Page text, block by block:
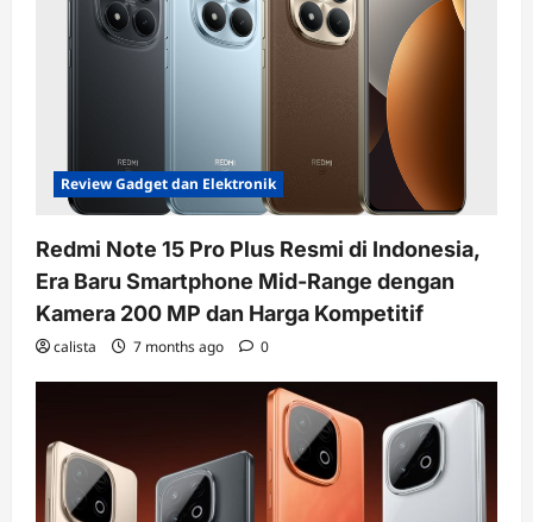
Review Gadget dan Elektronik
Redmi Note 15 Pro Plus Resmi di Indonesia,
Era Baru Smartphone Mid-Range dengan
Kamera 200 MP dan Harga Kompetitif
calista 7 months ago 0